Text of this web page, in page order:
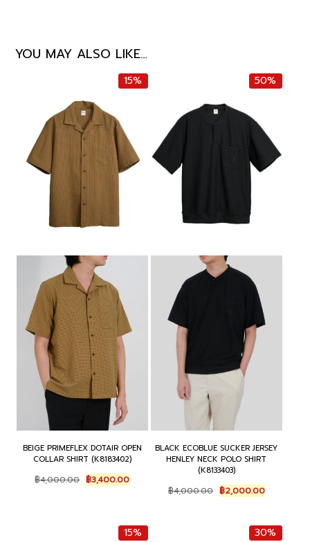
YOU MAY ALSO LIKE…
15%
BEIGE PRIMEFLEX DOTAIR OPEN
COLLAR SHIRT (K8183402)
฿4,000.00 Original
price
฿3,400.00Current
price
50%
BLACK ECOBLUE SUCKER JERSEY
HENLEY NECK POLO SHIRT
(K8133403)
฿4,000.00 Original
price
฿4,000.00.
฿2,000.00Current
price
฿
15% 30%